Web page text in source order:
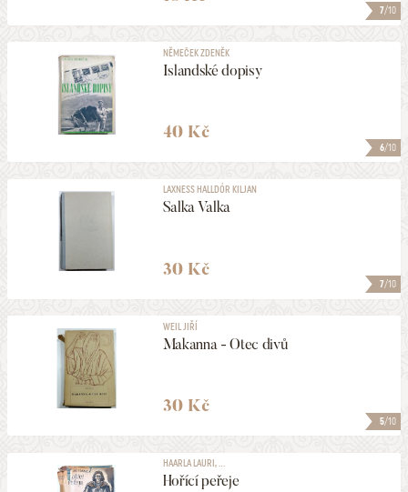
7/10
6/10
NĚMEČEK ZDENĚK
Islandské dopisy
40 Kč
7/10
LAXNESS HALLDÓR KILJAN
Salka Valka
30 Kč
5/10
WEIL JIŘÍ
Makanna - Otec divů
30 Kč
HAARLA LAURI, ...
Hořící peřeje